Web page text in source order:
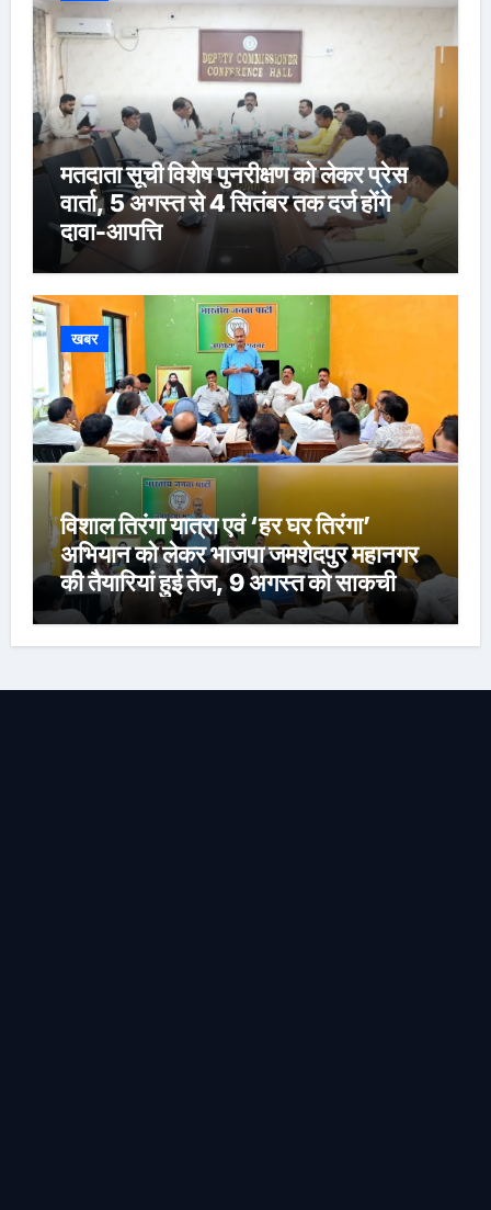
मतदाता सूची विशेष पुनरीक्षण को लेकर प्रेस
वार्ता, 5 अगस्त से 4 सितंबर तक दर्ज होंगे
दावा-आपत्ति
खबर
विशाल तिरंगा यात्रा एवं ‘हर घर तिरंगा’
अभियान को लेकर भाजपा जमशेदपुर महानगर
की तैयारियां हुई तेज, 9 अगस्त को साकची
नेताजी सुभाष मैदान से निकलेगी विशाल तिरंगा
यात्रा